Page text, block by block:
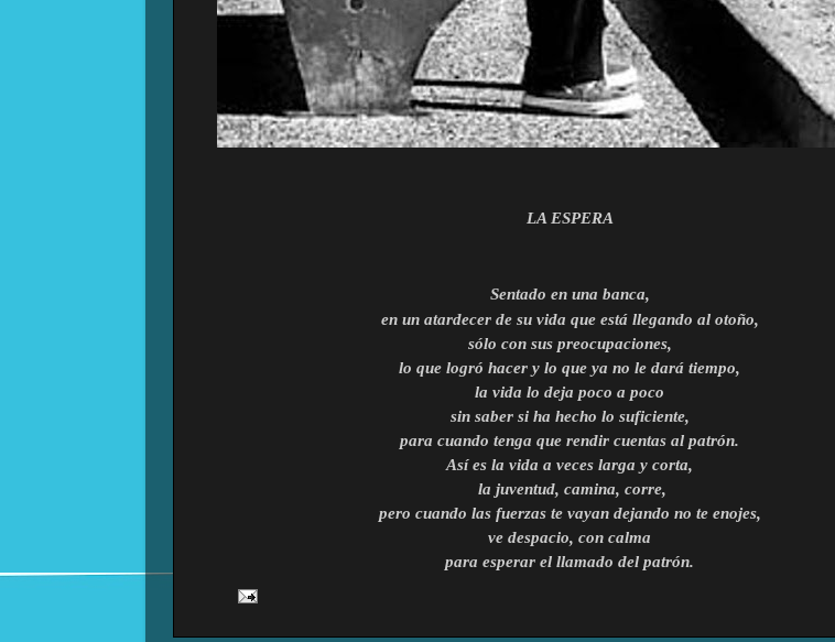
LA ESPERA
Sentado en una banca,
en un atardecer de su vida que está llegando al otoño,
sólo con sus preocupaciones,
lo que logró hacer y lo que ya no le dará tiempo,
la vida lo deja poco a poco
sin saber si ha hecho lo suficiente,
para cuando tenga que rendir cuentas al patrón.
Así es la vida a veces larga y corta,
la juventud, camina, corre,
pero cuando las fuerzas te vayan dejando no te enojes,
ve despacio, con calma
para esperar el llamado del patrón.